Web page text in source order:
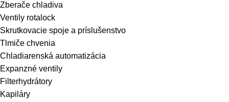
Zberače chladiva
Ventily rotalock
Skrutkovacie spoje a príslušenstvo
Tlmiče chvenia
Chladiarenská automatizácia
Expanzné ventily
Filterhydrátory
Kapiláry